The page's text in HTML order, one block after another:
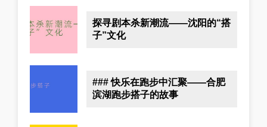
探寻剧本杀新潮流——沈阳的“搭
子”文化
### 快乐在跑步中汇聚——合肥
滨湖跑步搭子的故事